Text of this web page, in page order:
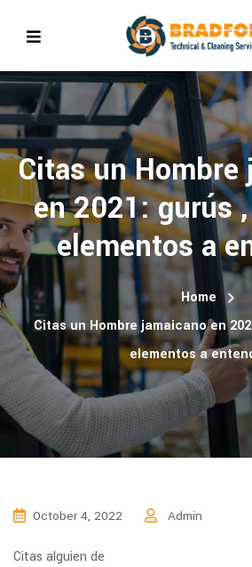
Citas un Hombre
en 2021: gurús
elementos a
Home
Citas un Hombre jamaicano en
elementos a
October 4, 2022 Admin
Citas alguien de